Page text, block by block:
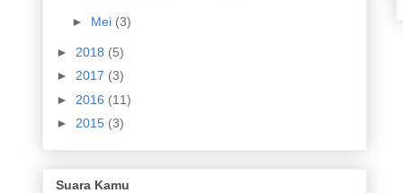
► Mei (3)
► 2018 (5)
►2017 (3)
► 2016 (11)
►2015 (3)
Suara Kamu